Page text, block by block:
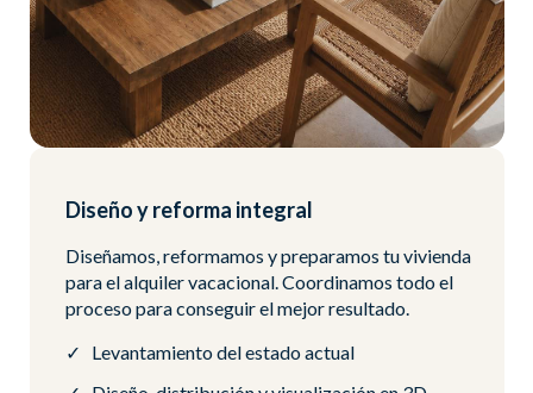
Diseño y reforma integral
Diseñamos, reformamos y preparamos tu vivienda
para el alquiler vacacional. Coordinamos todo el
proceso para conseguir el mejor resultado.
Levantamiento del estado actual